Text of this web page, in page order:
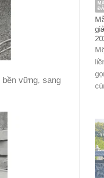
bền vững, sang